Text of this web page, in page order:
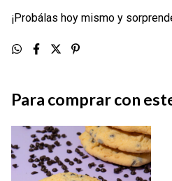
¡Probálas hoy mismo y
Para comprar con